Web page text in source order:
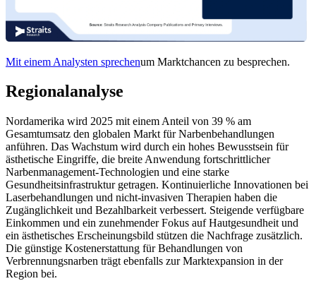
Mit einem Analysten sprechenum Marktchancen zu besprechen.
Regionalanalyse
Nordamerika wird 2025 mit einem Anteil von 39 % am
Gesamtumsatz den globalen Markt für Narbenbehandlungen
anführen. Das Wachstum wird durch ein hohes Bewusstsein für
ästhetische Eingriffe, die breite Anwendung fortschrittlicher
Narbenmanagement-Technologien und eine starke
Gesundheitsinfrastruktur getragen. Kontinuierliche Innovationen bei
Laserbehandlungen und nicht-invasiven Therapien haben die
Zugänglichkeit und Bezahlbarkeit verbessert. Steigende verfügbare
Einkommen und ein zunehmender Fokus auf Hautgesundheit und
ein ästhetisches Erscheinungsbild stützen die Nachfrage zusätzlich.
Die günstige Kostenerstattung für Behandlungen von
Verbrennungsnarben trägt ebenfalls zur Marktexpansion in der
Region bei.